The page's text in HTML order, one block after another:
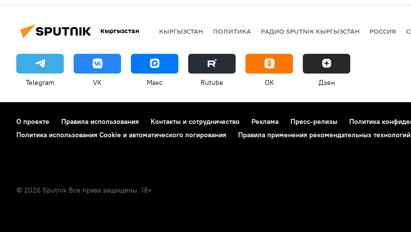
Кыргызстан КЫРГЫЗСТАН ПОЛИТИКА РАДИО SPUTNIK КЫРГЫЗСТАН РОССИЯ
Telegram VK Макс Rutube OK Дзен
О проекте Правила использования Контакты и сотрудничество Реклама Пресс-релизы
Политика
Политика использования Cookie и автоматического логирования
Правила применения рекомендательных технологий
© 2026 Sputnik Все права защищены. 18+